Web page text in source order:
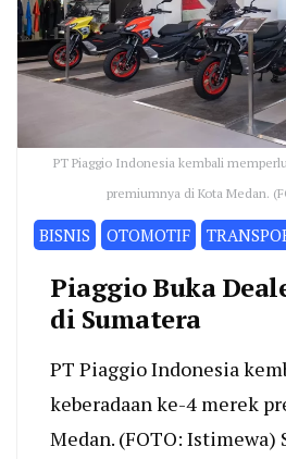
PT Piaggio Indonesia kembali
premiumnya di Kota Medan.
BISNIS OTOMOTIF
Piaggio Buka
di Sumatera
PT Piaggio Indonesia
keberadaan ke-4 merek
Medan. (FOTO: Istimewa)